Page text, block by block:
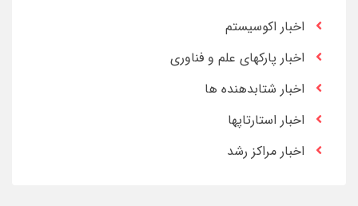
اخبار اکوسیستم
اخبار پارکهای علم و فناوری
اخبار شتابدهنده ها
اخبار استارتاپها
اخبار مراکز رشد